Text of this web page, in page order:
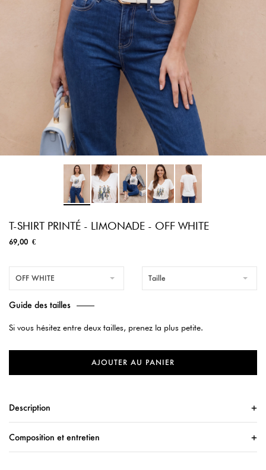
T-SHIRT PRINTÉ - LIMONADE - OFF WHITE
69,00 €
OFF WHITE Taille
Guide des tailles
Si vous hésitez entre deux tailles, prenez la plus petite.
AJOUTER AU PANIER
Description
Composition et entretien